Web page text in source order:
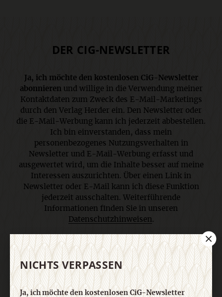
DER CIG-NEWSLETTER
Ja, ich möchte den kostenlosen CiG-Newsletter
abonnierenund willige in die Verwendung meiner
Kontaktdaten zum Zweck des E-Mail-Marketings
durch den Verlag Herder ein. Den Newsletter oder
die E-Mail-Werbung kann ich jederzeit abbestellen.
Ich bin einverstanden, dass mein
personenbezogenes Nutzungsverhalten in
Newsletter und E-Mail-Werbung erfasst und
ausgewertet wird, um die Inhalte besser auf meine
Interessen auszurichten. Über einen Link in
Newsletter oder E-Mail kann ich diese Funktion
jederzeit ausschalten. Weiterführende
Informationen finden Sie in unseren
Datenschutzhinweisen.
E-Mail
NICHTS VERPASSEN
Ja, ich möchte den kostenlosen CiG-Newsletter